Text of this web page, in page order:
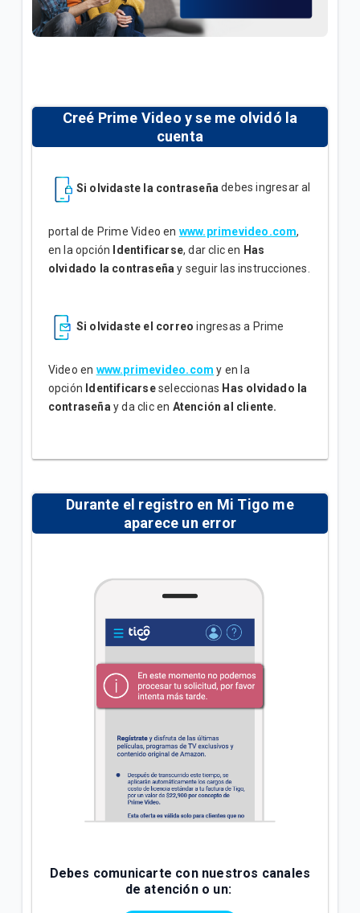
¿Cómo consultar tus consumos en Mi.Tigo? | Móvil
préstamo | Móvil
VER MÁS
Creé Prime Video y se me olvidó la
cuenta
Si olvidaste la contraseña debes ingresar al
portal de Prime Video en www.primevideo.com,
en la opción Identificarse, dar clic en Has
olvidado la contraseña y seguir las instrucciones.
Si olvidaste el correoingresas a Prime
Video en www.primevideo.com y en la
opción Identificarse seleccionas Has olvidado la
contraseña y da clic en Atención al cliente.
Durante el registro en Mi Tigo me
aparece un error
Debes comunicarte con nuestros canales
de atención o un: